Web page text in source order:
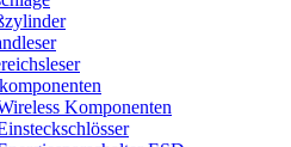
Komponenten